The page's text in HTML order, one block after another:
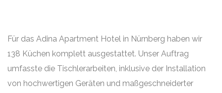
Für das Adina Apartment Hotel in Nürnberg haben wir
138 Küchen komplett ausgestattet. Unser Auftrag
umfasste die Tischlerarbeiten, inklusive der Installation
von hochwertigen Geräten und maßgeschneiderter